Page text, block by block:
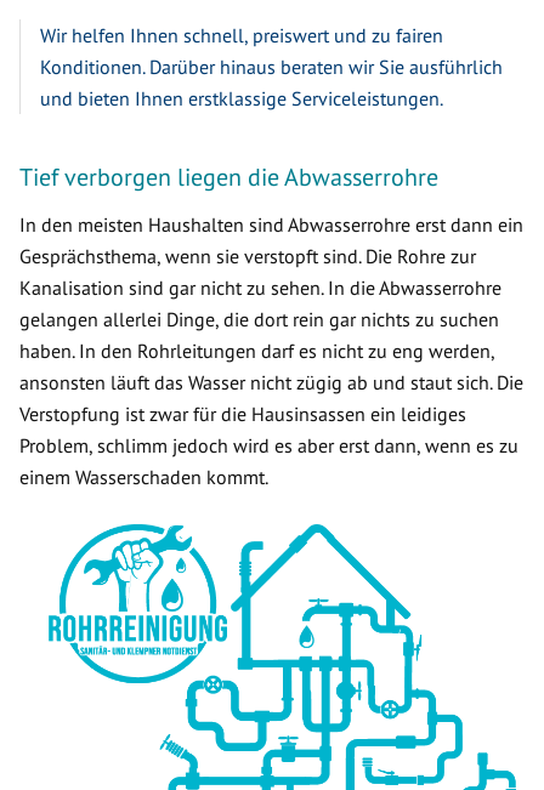
Wir helfen Ihnen schnell, preiswert und zu fairen
Konditionen. Darüber hinaus beraten wir Sie ausführlich
und bieten Ihnen erstklassige Serviceleistungen.
Tief verborgen liegen die Abwasserrohre
In den meisten Haushalten sind Abwasserrohre erst dann ein
Gesprächsthema, wenn sie verstopft sind. Die Rohre zur
Kanalisation sind gar nicht zu sehen. In die Abwasserrohre
gelangen allerlei Dinge, die dort rein gar nichts zu suchen
haben. In den Rohrleitungen darf es nicht zu eng werden,
ansonsten läuft das Wasser nicht zügig ab und staut sich. Die
Verstopfung ist zwar für die Hausinsassen ein leidiges
Problem, schlimm jedoch wird es aber erst dann, wenn es zu
einem Wasserschaden kommt.